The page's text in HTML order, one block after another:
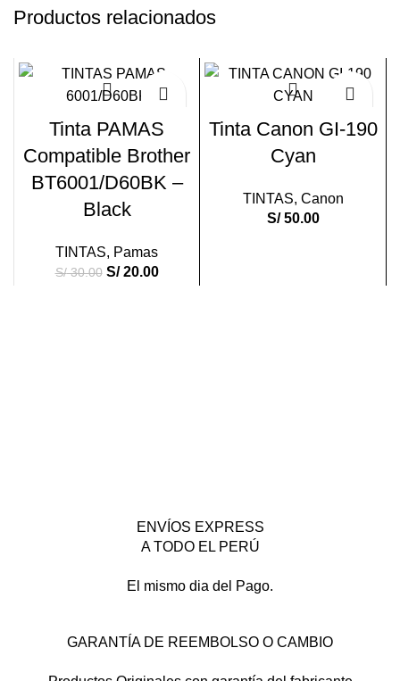
Productos relacionados
Tinta PAMAS
Compatible Brother
BT6001/D60BK –
Black
TINTAS, Pamas
S/30.00 S/20.00
Tinta Canon GI-190
Cyan
TINTAS, Canon
S/50.00
ENVÍOS EXPRESS
A TODO EL PERÚ
El mismo dia del Pago.
GARANTÍA DE REEMBOLSO O CAMBIO